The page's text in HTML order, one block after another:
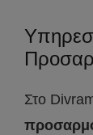
Στο